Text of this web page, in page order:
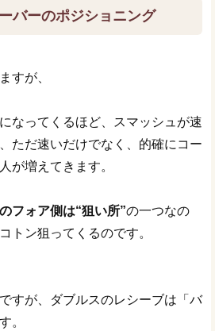
バーのポジショニング
すが、
なってくるほど、スマッシュが速
ただ速いだけでなく、的確にコー
が増えてきます。
フォア側は“狙い所”の一つなの
トン狙ってくるのです。
すが、ダブルスのレシーブは「バ
。